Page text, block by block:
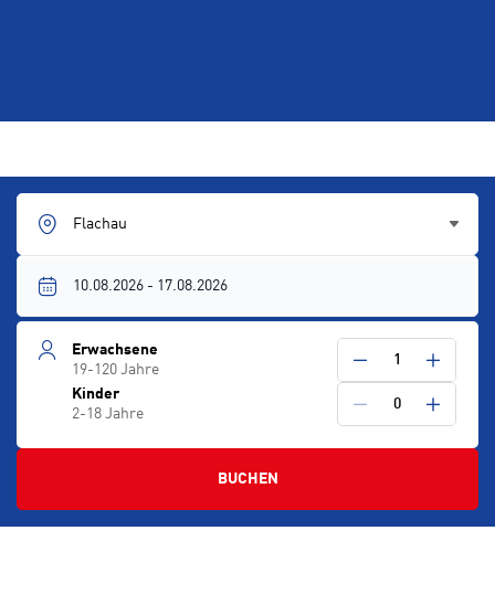
Flachau
Erwachsene
19-120 Jahre
1
Kinder
2-18 Jahre
0
BUCHEN